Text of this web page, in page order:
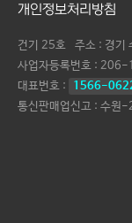
개인정보처리방침
건기 25호
주소 : 경기
사업자등록번호 : 206-
대표번호 :
1566-
통신판매업신고 : 수